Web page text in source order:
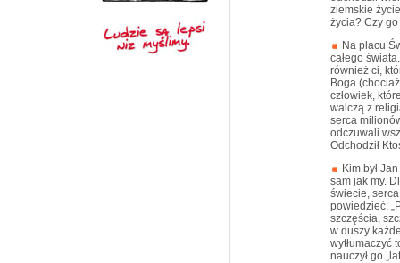
ziemskie
życia? Czy go
Na placu
całego
również ci,
Boga
człowiek,
walczą z
serca
odczuwali
Odchodził
Kim był
sam jak my.
świecie,
powiedzieć:
szczęścia,
w duszy
wytłumaczyć
nauczył go